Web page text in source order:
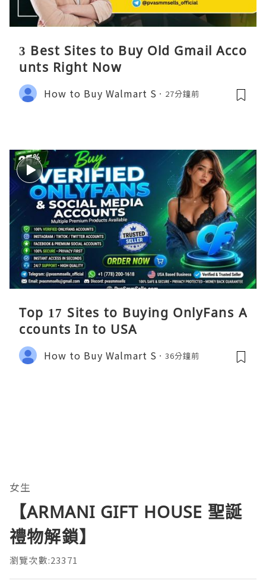
3 Best Sites to Buy Old Gmail Acco
unts Right Now
How to Buy Walmart S 27分鐘前
Top 17 Sites to Buying OnlyFans A
ccounts In to USA
How to Buy Walmart S 36分鐘前
女生
【ARMANI GIFT HOUSE 聖誕
禮物解鎖】
瀏覽次數:23371